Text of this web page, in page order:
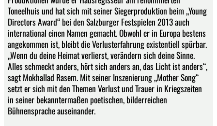
Toneelhuis und hat sich mit seiner Siegerproduktion beim „Young
Directors Award“ bei den Salzburger Festspielen 2013 auch
international einen Namen gemacht. Obwohl er in Europa bestens
angekommen ist, bleibt die Verlusterfahrung existentiell spürbar.
„Wenn du deine Heimat verlierst, verändern sich deine Sinne.
Alles schmeckt anders, hört sich anders an, das Licht ist anders“,
sagt Mokhallad Rasem. Mit seiner Inszenierung „Mother Song“
setzt er sich mit den Themen Verlust und Trauer in Kriegszeiten
in seiner bekanntermaßen poetischen, bilderreichen
Bühnensprache auseinander.